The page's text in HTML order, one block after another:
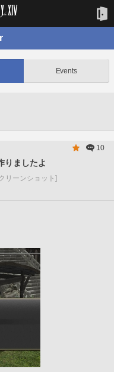
Events
10
りましたよ
リーンショット]